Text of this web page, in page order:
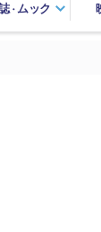
・ ムック